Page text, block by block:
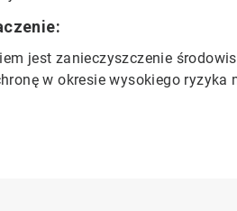
jest zanieczyszczenie
w okresie wysokiego ryzyka